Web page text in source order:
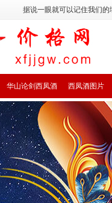
据说一眼就可以记住我们
华山论剑西凤酒 西凤酒图片